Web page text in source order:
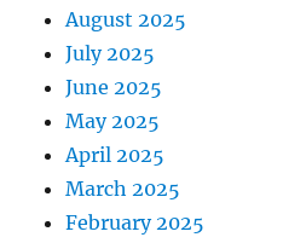
August 2025
July 2025
June 2025
May 2025
April 2025
March 2025
February 2025